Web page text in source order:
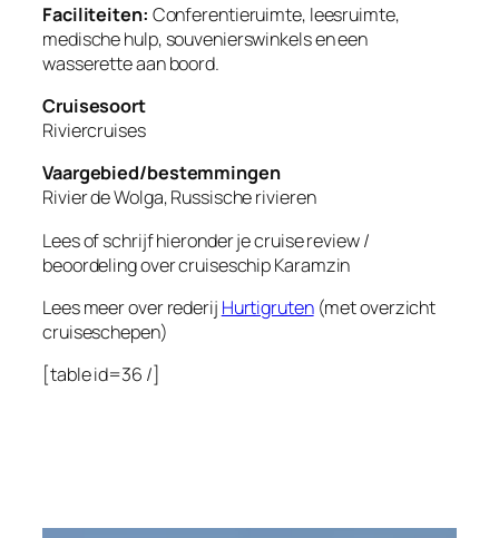
Faciliteiten: Conferentieruimte, leesruimte,
medische hulp, souvenierswinkels en een
wasserette aan boord.
Cruisesoort
Riviercruises
Vaargebied/bestemmingen
Rivier de Wolga, Russische rivieren
Lees of schrijf hieronder je cruise review /
beoordeling over cruiseschipKaramzin
Lees meer over rederij Hurtigruten(met overzicht
cruiseschepen)
[table id=36 /]